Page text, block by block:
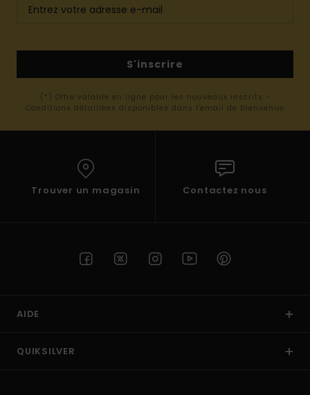
S'inscrire
(*) Offre valable en ligne pour les nouveaux inscrits -
Conditions détaillées disponibles dans l'email de bienvenue
Trouver un magasin Contactez nous
AIDE
QUIKSILVER